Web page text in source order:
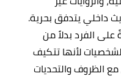
داخلي يتدفق بحرية.
على الفرد بدلاً من
لأنها تتكيف
مع الظروف والتحديات